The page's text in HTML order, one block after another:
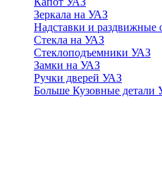
Зеркала на УАЗ
Надставки и раздвижные
Стекла на УАЗ
Стеклоподъемники УАЗ
Замки на УАЗ
Ручки дверей УАЗ
Больше Кузовные детали